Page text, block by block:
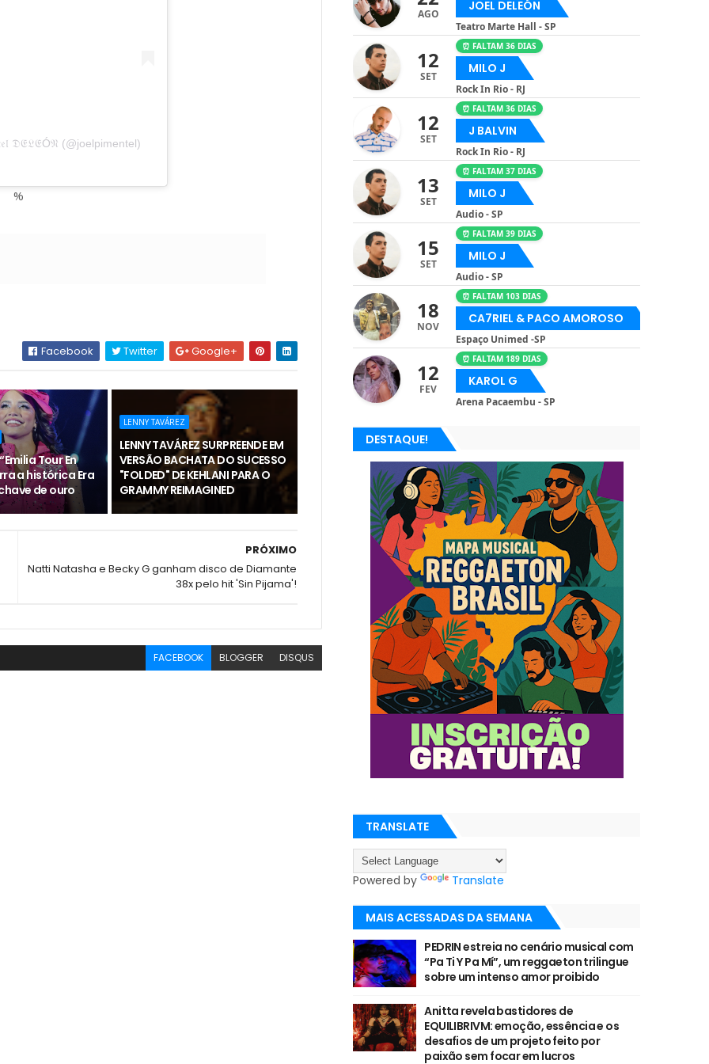
𝔇𝔈𝔏𝔈Ó𝔑 (@joelpimentel)
%
Facebook Twitter Google+
Tour En
a histórica Era
de ouro
LENNY TAVÁREZ
LENNY TAVÁREZ SURPREENDE EM
VERSÃO BACHATA DO SUCESSO
"FOLDED" DE KEHLANI PARA O
GRAMMY REIMAGINED
PRÓXIMO
Natti Natasha e Becky G ganham disco de Diamante
38x pelo hit 'Sin Pijama'!
FACEBOOK BLOGGER DISQUS
AGO
JOEL DELEÓN
Teatro Marte Hall - SP
12
SET
⏰ FALTAM 36 DIAS
MILO J
Rock In Rio - RJ
12
SET
⏰ FALTAM 36 DIAS
J BALVIN
Rock In Rio - RJ
13
SET
⏰ FALTAM 37 DIAS
MILO J
Audio - SP
15
SET
⏰ FALTAM 39 DIAS
MILO J
Audio - SP
18
NOV
⏰ FALTAM 103 DIAS
CA7RIEL & PACO AMOROSO
Espaço Unimed -SP
12
FEV
⏰ FALTAM 189 DIAS
KAROL G
Arena Pacaembu - SP
DESTAQUE!
TRANSLATE
Powered by Translate
MAIS ACESSADAS DA SEMANA
PEDRIN estreia no cenário musical com
“Pa Ti Y Pa Mí”, um reggaeton trilingue
sobre um intenso amor proibido
Anitta revela bastidores de
EQUILIBRIVM: emoção, essência e os
desafios de um projeto feito por
paixão sem focar em lucros